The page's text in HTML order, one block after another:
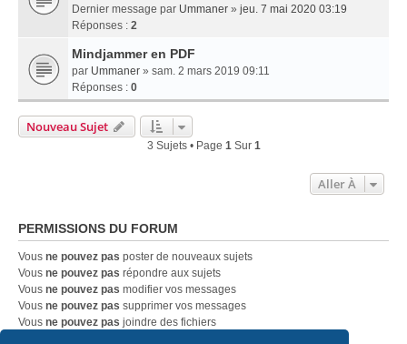
Dernier message par Ummaner » jeu. 7 mai 2020 03:19
Réponses : 2
Mindjammer en PDF
par Ummaner » sam. 2 mars 2019 09:11
Réponses : 0
Nouveau Sujet
3 Sujets • Page 1Sur 1
Aller À
PERMISSIONS DU FORUM
Vous ne pouvez pas poster de nouveaux sujets
Vous ne pouvez pas répondre aux sujets
Vous ne pouvez pas modifier vos messages
Vous ne pouvez pas supprimer vos messages
Vous ne pouvez pas joindre des fichiers